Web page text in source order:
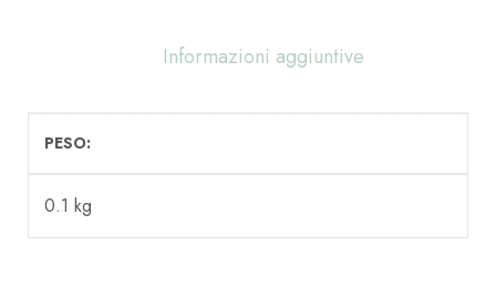
Informazioni aggiuntive
PESO
0.1 kg